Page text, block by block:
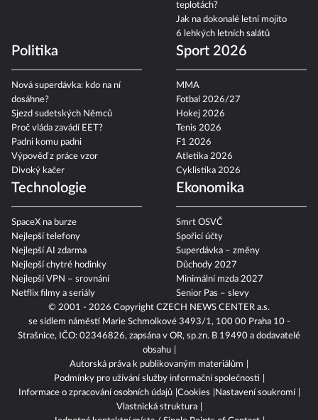
teplotách?
Jak na dokonalé letní mojito
6 lehkých letních salátů
Politika
Nová superdávka: kdo na ní
dosáhne?
Sjezd sudetských Němců
Proč vláda zavádí EET?
Padni komu padni
Výpověď z práce vzor
Divoký kačer
Sport 2026
MMA
Fotbal 2026/27
Hokej 2026
Tenis 2026
F1 2026
Atletika 2026
Cyklistika 2026
Technologie
SpaceX na burze
Nejlepší telefony
Nejlepší AI zdarma
Nejlepší chytré hodinky
Nejlepší VPN – srovnání
Netflix filmy a seriály
Ekonomika
Smrt OSVČ
Spořicí účty
Superdávka – změny
Důchody 2027
Minimální mzda 2027
Senior Pas – slevy
© 2001 - 2026 Copyright CZECH NEWS CENTER a.s.
se sídlem náměstí Marie Schmolkové 3493/1, 100 00 Praha 10 -
Strašnice, IČO: 02346826, zapsána v OR, sp.zn. B 19490 a dodavatelé
obsahu
Autorská práva k publikovaným materiálům
Podmínky pro užívání služby informační společnosti
Informace o zpracování osobních údajů Cookies
Nastavení soukromí
Vlastnická struktura